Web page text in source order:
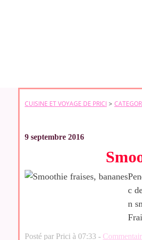
CUISINE ET VOYAGE DE PRICI >
9 septembre 2016
c
n
Posté par Prici à 07:33 -